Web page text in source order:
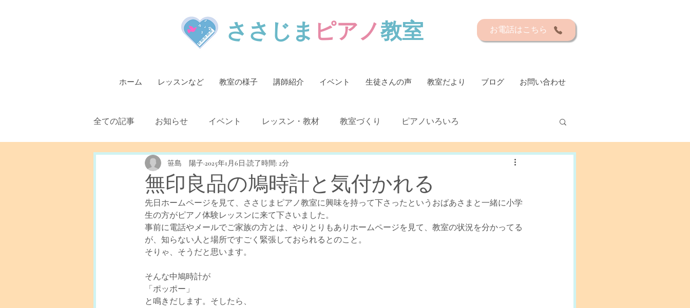
ささじま ピアノ教室 お電話はこちら
ホーム レッスンなど 教室の様子 講師紹介 イベント 生徒さんの声 教室だより ブログ お問い合わせ
全ての記事 お知らせ イベント レッスン・教材 教室づくり ピアノいろいろ
無印良品の鳩時計と気付かれる
笹島 陽子2025年1月6日 読了時間: 2分
先日ホームページを見て、ささじまピアノ教室に興味を持って下さったというおばあさまと一緒に小学
生の方がピアノ体験レッスンに来て下さいました。
事前に電話やメールでご家族の方とは、やりとりもありホームページを見て、教室の状況を分かってる
が、知らない人と場所ですごく緊張しておられるとのこと。
そりゃ、そうだと思います。
そんな中鳩時計が
「ポッポー」
と鳴きだします。そしたら、